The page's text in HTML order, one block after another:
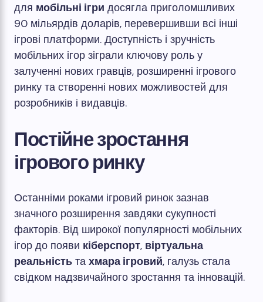
для мобільні ігри досягла приголомшливих
90 мільярдів доларів, перевершивши всі інші
ігрові платформи. Доступність і зручність
мобільних ігор зіграли ключову роль у
залученні нових гравців, розширенні ігрового
ринку та створенні нових можливостей для
розробників і видавців.
Постійне зростання
ігрового ринку
Останніми роками ігровий ринок зазнав
значного розширення завдяки сукупності
факторів. Від широкої популярності мобільних
ігор до появи кіберспорт, віртуальна
реальність та хмара ігровий, галузь стала
свідком надзвичайного зростання та інновацій.